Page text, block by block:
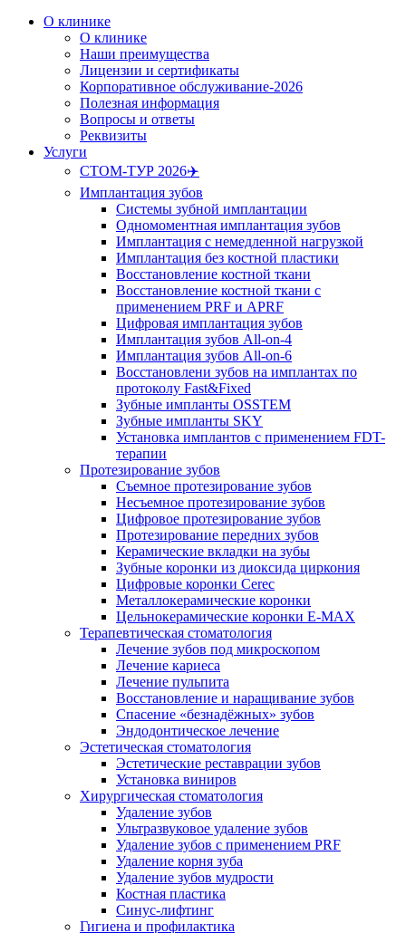
О клинике
О клинике
Наши преимущества
Лицензии и сертификаты
Корпоративное обслуживание-2026
Полезная информация
Вопросы и ответы
Реквизиты
Услуги
СТОМ-ТУР 2026✈️
Имплантация зубов
Системы зубной имплантации
Одномоментная имплантация зубов
Имплантация с немедленной нагрузкой
Имплантация без костной пластики
Восстановление костной ткани
Восстановление костной ткани с
применением PRF и APRF
Цифровая имплантация зубов
Имплантация зубов All-on-4
Имплантация зубов All-on-6
Восстановлени зубов на имплантах по
протоколу Fast&Fixed
Зубные импланты OSSTEM
Зубные импланты SKY
Установка имплантов с применением FDT-
терапии
Протезирование зубов
Съемное протезирование зубов
Несъемное протезирование зубов
Цифровое протезирование зубов
Протезирование передних зубов
Керамические вкладки на зубы
Зубные коронки из диоксида циркония
Цифровые коронки Cerec
Металлокерамические коронки
Цельнокерамические коронки E-MAX
Терапевтическая стоматология
Лечение зубов под микроскопом
Лечение кариеса
Лечение пульпита
Восстановление и наращивание зубов
Спасение «безнадёжных» зубов
Эндодонтическое лечение
Эстетическая стоматология
Эстетические реставрации зубов
Установка виниров
Хирургическая стоматология
Удаление зубов
Ультразвуковое удаление зубов
Удаление зубов с применением PRF
Удаление корня зуба
Удаление зубов мудрости
Костная пластика
Синус-лифтинг
Гигиена и профилактика